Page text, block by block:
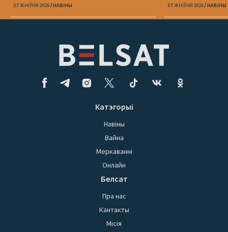
07 ЖНІЎНЯ 2026 НАВІНЫ 07 ЖНІЎНЯ 2026 НАВІНЫ
Катэгорыі
Навіны
Вайна
Меркаванні
Онлайн
Белсат
Пра нас
Кантакты
Місія